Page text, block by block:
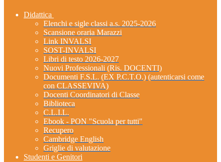
Didattica
Elenchi e sigle classi a.s. 2025-2026
Scansione oraria Marazzi
Link INVALSI
SOST-INVALSI
Libri di testo 2026-2027
Nuovi Professionali (Ris. DOCENTI)
Documenti F.S.L. (EX P.C.T.O.) (autenticarsi come
con CLASSEVIVA)
Docenti Coordinatori di Classe
Biblioteca
C.L.I.L.
Ebook - PON "Scuola per tutti"
Recupero
Cambridge English
Griglie di valutazione
Studenti e Genitori